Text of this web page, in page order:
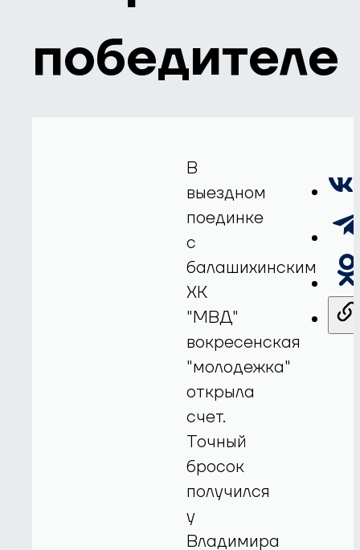
победителе
В
выездном
поединке
с
балашихинским
ХК
"МВД"
вокресенская
"молодежка"
открыла
счет.
Точный
бросок
получился
у
Владимира